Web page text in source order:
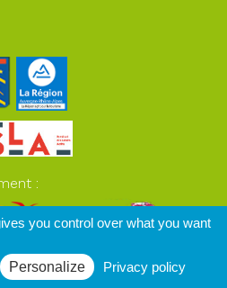
:
© 2026
you control over what you want
Personalize Privacy policy